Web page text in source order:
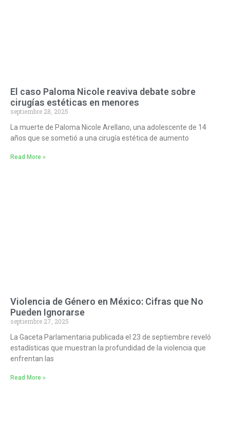
El caso Paloma Nicole reaviva debate sobre
cirugías estéticas en menores
septiembre 28, 2025
La muerte de Paloma Nicole Arellano, una adolescente de 14
años que se sometió a una cirugía estética de aumento
Read More »
Violencia de Género en México: Cifras que No
Pueden Ignorarse
septiembre 27, 2025
La Gaceta Parlamentaria publicada el 23 de septiembre reveló
estadísticas que muestran la profundidad de la violencia que
enfrentan las
Read More »